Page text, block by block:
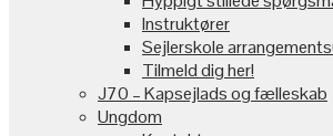
Instruktører
Sejlerskole
Tilmeld dig her!
J70 – Kapsejlads og fælleskab
Ungdom